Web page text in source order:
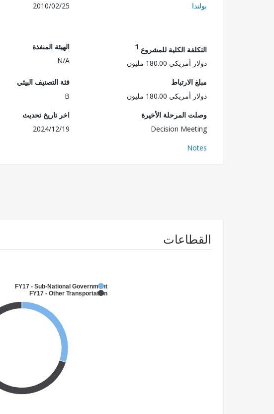
بولندا
2010/02/25
التكلفة الكلية للمشروع 1
دولار أمريكي 180.00 مليون
الهيئة المنفذة
N/A
مبلغ الارتباط
دولار أمريكي 180.00 مليون
فئة التصنيف البيئي
B
وصلت المرحلة الأخيرة
Decision Meeting
اخر تاريخ تحديث
2024/12/19
Notes
القطاعات
FY17 - Sub-National Government
FY17 - Other Transportation